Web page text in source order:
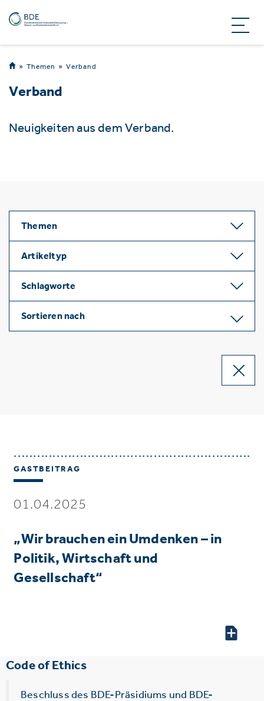
Themen Verband
Verband
Neuigkeiten aus dem Verband.
Themen
Artikeltyp
Schlagworte
Sortieren nach
GASTBEITRAG
01.04.2025
„Wir brauchen ein Umdenken – in
Politik, Wirtschaft und
Gesellschaft“
Code of Ethics
Beschluss des BDE-Präsidiums und BDE-